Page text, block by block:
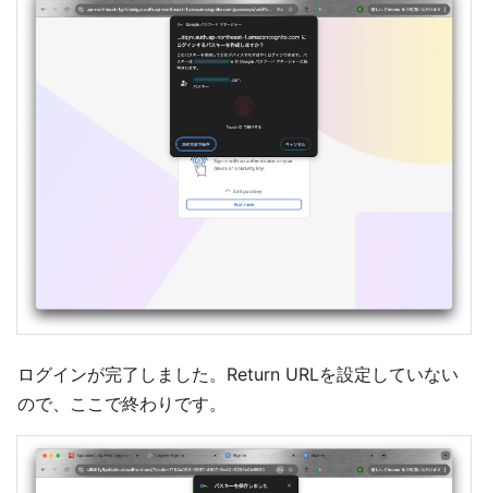
ログインが完了しました。Return URLを設定していない
ので、ここで終わりです。